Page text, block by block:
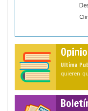
Ultima
quieren